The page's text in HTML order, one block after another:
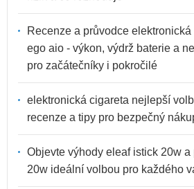
Recenze a průvodce
ego aio - výkon, výdrž baterie a
pro začátečníky i pokročilé
elektronická cigareta nejlepší
recenze a tipy pro bezpečný
Objevte výhody eleaf istick 20w
20w ideální volbou pro každého